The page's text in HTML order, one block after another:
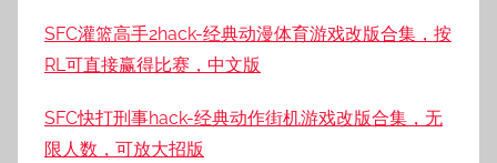
SFC灌篮高手2hack-经典动漫体育游戏改版合集，按
RL可直接赢得比赛，中文版
SFC快打刑事hack-经典动作街机游戏改版合集，无
限人数，可放大招版